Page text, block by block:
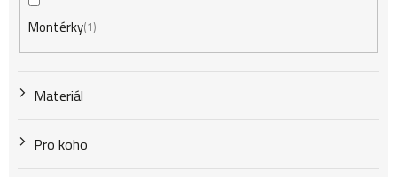
Montérky 1
Materiál
Pro koho